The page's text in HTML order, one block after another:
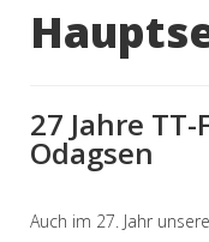
27 Jahre
Odagsen
Auch im 27. Jahr